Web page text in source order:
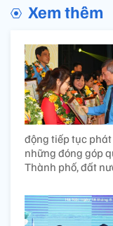
Xem thêm
động tiếp tục
những đóng góp
Thành phố, đất